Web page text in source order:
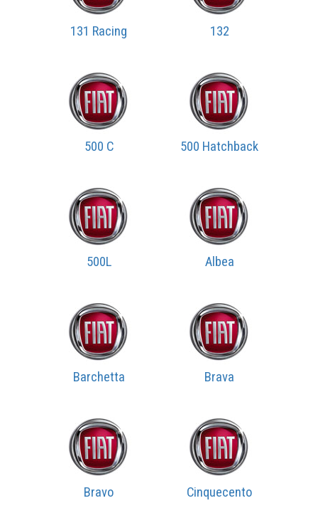
131 Racing 132
500 C 500 Hatchback
500L Albea
Barchetta Brava
Bravo Cinquecento